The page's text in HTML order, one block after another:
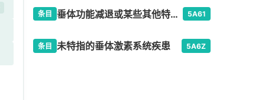
条目 垂体功能减退或某些其他特指疾患 5A61
条目 未特指的垂体激素系统疾患 5A6Z